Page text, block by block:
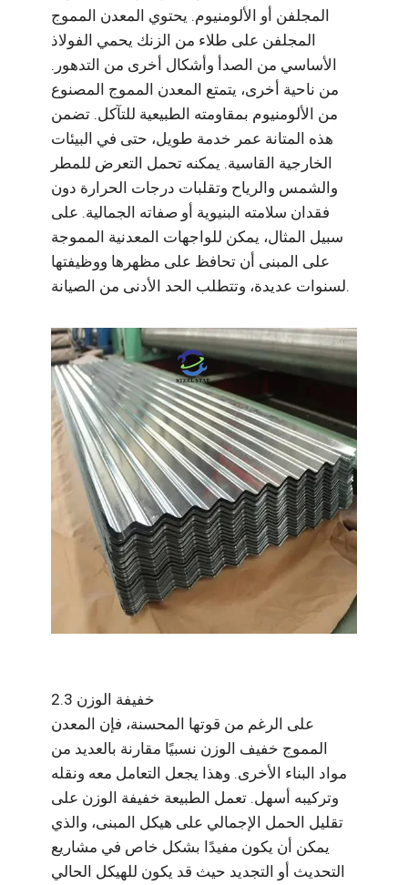
المجلفن أو الألومنيوم. يحتوي المعدن المموج
المجلفن على طلاء من الزنك يحمي الفولاذ
الأساسي من الصدأ وأشكال أخرى من التدهور.
من ناحية أخرى، يتمتع المعدن المموج المصنوع
من الألومنيوم بمقاومته الطبيعية للتآكل. تضمن
هذه المتانة عمر خدمة طويل، حتى في البيئات
الخارجية القاسية. يمكنه تحمل التعرض للمطر
والشمس والرياح وتقلبات درجات الحرارة دون
فقدان سلامته البنيوية أو صفاته الجمالية. على
سبيل المثال، يمكن للواجهات المعدنية المموجة
على المبنى أن تحافظ على مظهرها ووظيفتها
لسنوات عديدة، وتتطلب الحد الأدنى من الصيانة.
2.3 خفيفة الوزن
على الرغم من قوتها المحسنة، فإن المعدن
المموج خفيف الوزن نسبيًا مقارنة بالعديد من
مواد البناء الأخرى. وهذا يجعل التعامل معه ونقله
وتركيبه أسهل. تعمل الطبيعة خفيفة الوزن على
تقليل الحمل الإجمالي على هيكل المبنى، والذي
يمكن أن يكون مفيدًا بشكل خاص في مشاريع
التحديث أو التجديد حيث قد يكون للهيكل الحالي